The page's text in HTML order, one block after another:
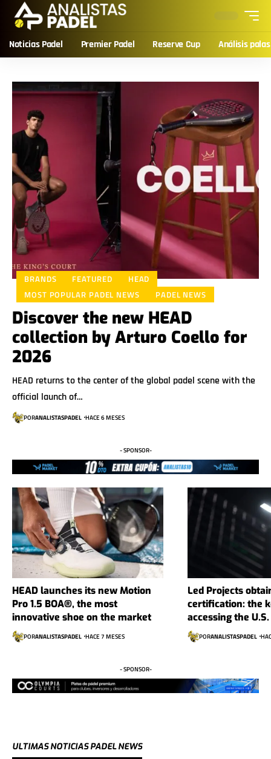
Noticias Padel Premier Padel Reserve Cup Análisis palas
BRANDS FEATURED
HEAD
MOST POPULAR PADEL NEWS
PADEL NEWS
Discover the new HEAD
collection by Arturo Coello for
2026
HEAD returns to the center of the global padel scene with the
official launch of…
PORANALISTASPADEL HACE 6 MESES
- SPONSOR-
HEAD launches its new Motion
Pro 1.5 BOA®, the most
innovative shoe on the market
PORANALISTASPADEL HACE 7 MESES
Led Projects
certification: the
accessing the
PORANALISTASPADEL
- SPONSOR-
ULTIMAS NOTICIAS PADEL NEWS